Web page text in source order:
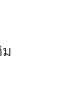
ม